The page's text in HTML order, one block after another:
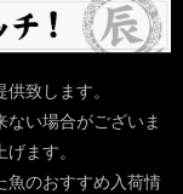
致します。
ない場合がございま
ます。
魚のおすすめ入荷情